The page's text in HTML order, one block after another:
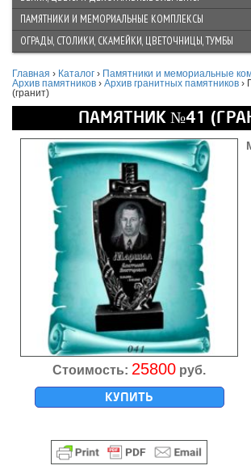
ПАМЯТНИКИ И МЕМОРИАЛЬНЫЕ КОМПЛЕКСЫ
ОГРАДЫ, СТОЛИКИ, СКАМЕЙКИ, ЦВЕТОЧНИЦЫ, ТУМБЫ
Главная › Каталог › Памятники и мемориальные
Архив памятников › Архив гранитных памятников ›
(гранит)
ПАМЯТНИК №41
Стоимость: 25800 руб.
КУПИТЬ